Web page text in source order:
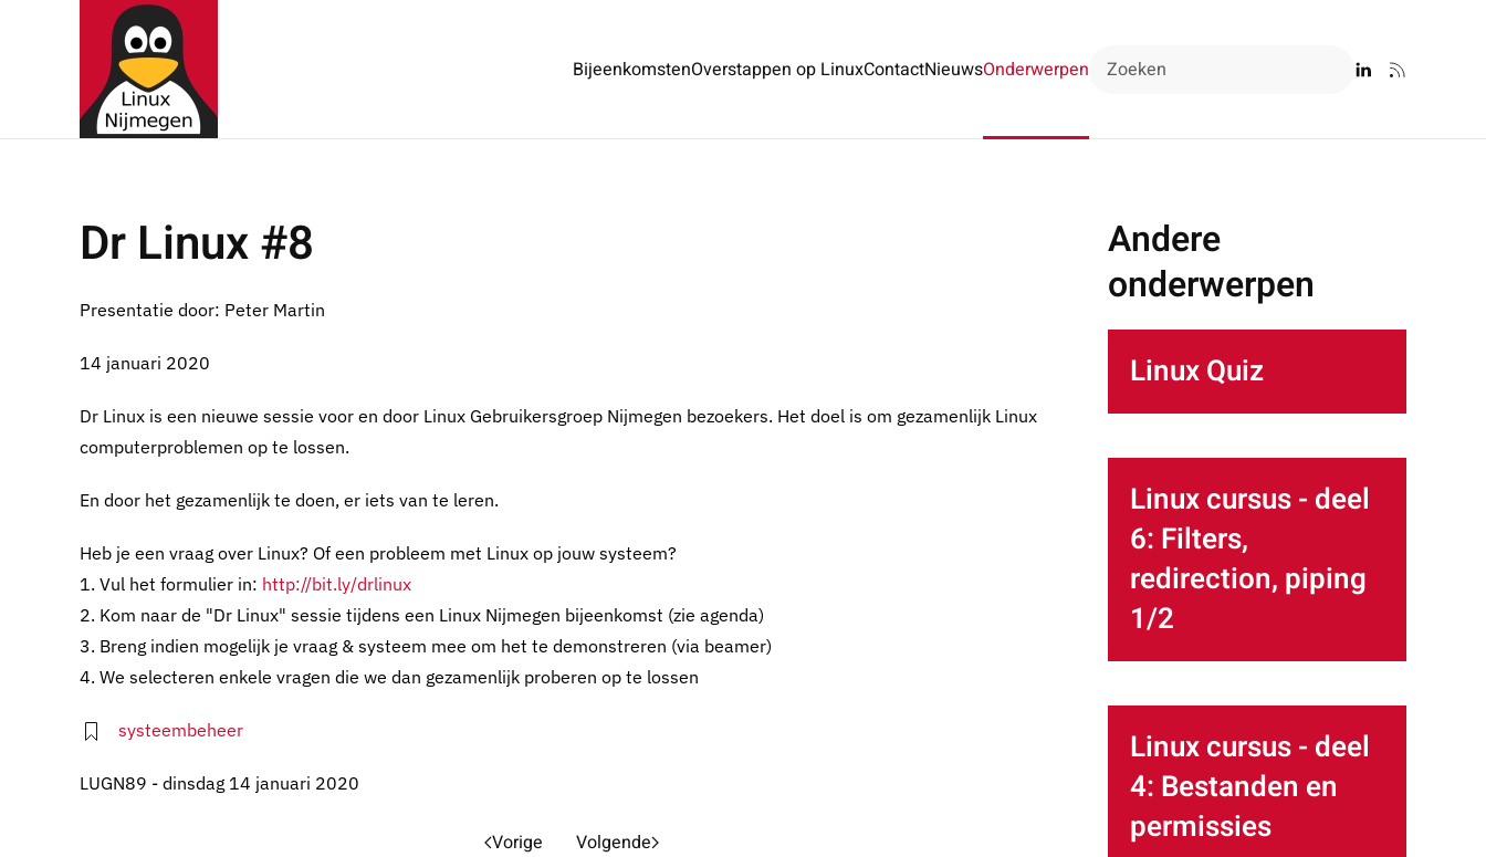
Terug naar hoofdinhoud BijeenkomstenOverstappen op LinuxContactNieuwsOnderwerpen
Dr Linux #8
Presentatie door: Peter Martin
14 januari 2020
Dr Linux is een nieuwe sessie voor en door Linux Gebruikersgroep Nijmegen bezoekers. Het doel is om gezamenlijk Linux
computerproblemen op te lossen.
En door het gezamenlijk te doen, er iets van te leren.
Heb je een vraag over Linux? Of een probleem met Linux op jouw systeem?
1. Vul het formulier in: http://bit.ly/drlinux
2. Kom naar de "Dr Linux" sessie tijdens een Linux Nijmegen bijeenkomst (zie agenda)
3. Breng indien mogelijk je vraag & systeem mee om het te demonstreren (via beamer)
4. We selecteren enkele vragen die we dan gezamenlijk proberen op te lossen
systeembeheer
LUGN89 - dinsdag 14 januari 2020
Vorige Volgende
Andere
onderwerpen
Linux Quiz
Linux cursus - deel
6: Filters,
redirection, piping
1/2
Linux cursus - deel
4: Bestanden en
permissies